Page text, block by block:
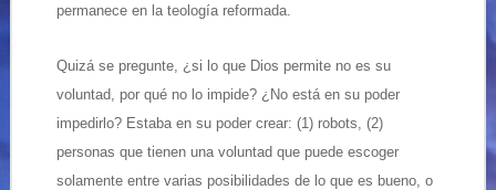
permanece en la teología reformada.
Quizá se pregunte, ¿si lo que Dios permite no es su
voluntad, por qué no lo impide? ¿No está en su poder
impedirlo? Estaba en su poder crear: (1) robots, (2)
personas que tienen una voluntad que puede escoger
solamente entre varias posibilidades de lo que es bueno, o